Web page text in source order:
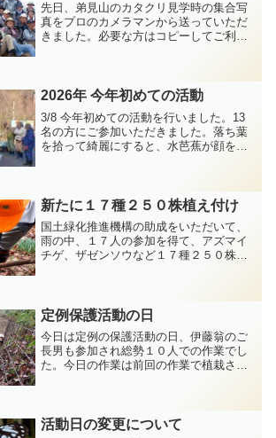
先日、弟見山のカタクリ見学時の集合写
真をプロのカメラマンから送っていただ
きました。必要な方はコピーしてご利用
2026年 今年初めての活動
3/8 今年初めての活動を行いました。13
名の方にご参加いただきました。落ち葉
を拾って綺麗にすると、水芭蕉が顔をみ
新たに１７種２５０株植え付け
国土緑化推進機構の助成をいただいて、
雨の中、１７人の参加を得て、アズマイ
チゲ、ザゼンソウなど１７種２５０株の
です。
定例保護活動の日
今日は定例の保護活動の日、伊藤翁のご
長男も参加され総勢１０人での作業でし
た。今日の作業は前回の作業で植栽され
た。雑草もきれいに刈り取られ、眺めも
一興です。
活動日の変更について